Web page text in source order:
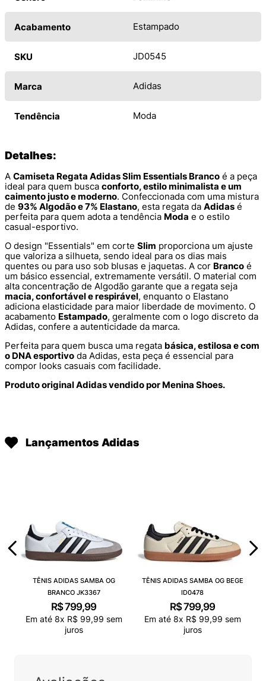
Acabamento Estampado
SKU JD0545
Marca Adidas
Tendência Moda
Detalhes:
A Camiseta Regata Adidas Slim Essentials Branco é a peça
ideal para quem busca conforto, estilo minimalista e um
caimento justo e moderno. Confeccionada com uma mistura
de 93% Algodão e 7% Elastano, esta regata da Adidas é
perfeita para quem adota a tendência Moda e o estilo
casual-esportivo.
O design "Essentials" em corte Slim proporciona um ajuste
que valoriza a silhueta, sendo ideal para os dias mais
quentes ou para uso sob blusas e jaquetas. A cor Branco é
um básico essencial, extremamente versátil. O material com
alta concentração de Algodão garante que a regata seja
macia, confortável e respirável, enquanto o Elastano
adiciona elasticidade para maior liberdade de movimento. O
acabamento Estampado, geralmente com o logo discreto da
Adidas, confere a autenticidade da marca.
Perfeita para quem busca uma regata básica, estilosa e com
o DNA esportivo da Adidas, esta peça é essencial para
compor looks casuais com facilidade.
Produto original Adidas vendido por Menina Shoes.
Lançamentos Adidas
TÊNIS ADIDAS SAMBA OG
BRANCO JK3367
R$799,99
Em até 8x R$ 99,99 sem
juros
TÊNIS ADIDAS SAMBA OG BEGE
ID0478
R$799,99
Em até 8x R$ 99,99 sem
juros